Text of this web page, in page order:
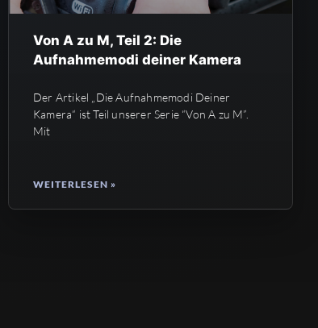
Von A zu M, Teil 2: Die
Aufnahmemodi deiner Kamera
Der Artikel „Die Aufnahmemodi Deiner
Kamera“ ist Teil unserer Serie “Von A zu M”.
Mit
WEITERLESEN »